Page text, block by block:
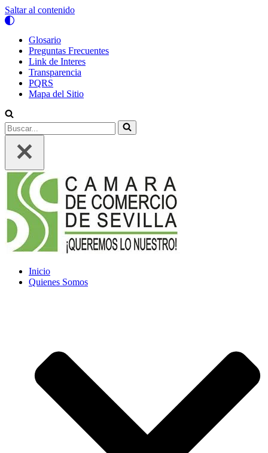
Saltar al contenido
Glosario
Preguntas Frecuentes
Link de Interes
Transparencia
PQRS
Mapa del Sitio
Buscar...
Inicio
Quienes Somos